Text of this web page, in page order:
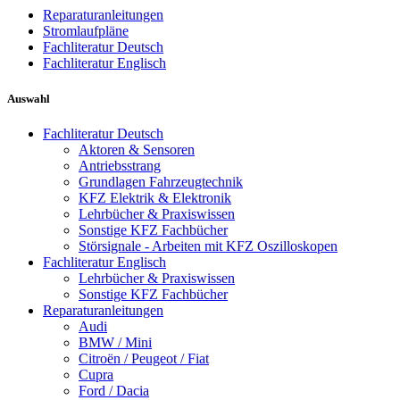
Reparaturanleitungen
Stromlaufpläne
Fachliteratur Deutsch
Fachliteratur Englisch
Auswahl
Fachliteratur Deutsch
Aktoren & Sensoren
Antriebsstrang
Grundlagen Fahrzeugtechnik
KFZ Elektrik & Elektronik
Lehrbücher & Praxiswissen
Sonstige KFZ Fachbücher
Störsignale - Arbeiten mit KFZ Oszilloskopen
Fachliteratur Englisch
Lehrbücher & Praxiswissen
Sonstige KFZ Fachbücher
Reparaturanleitungen
Audi
BMW / Mini
Citroën / Peugeot / Fiat
Cupra
Ford / Dacia